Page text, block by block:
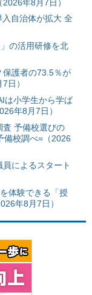
年8月7日）
自治体が拡大 全
の活用研修を北
保護者の73.5％が
日）
は小学生から学ば
年8月7日）
査 予備校選びの
備校調べ=（2026
によるスタート
体験できる「授
年8月7日）